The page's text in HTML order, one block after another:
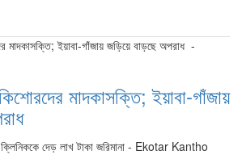
মাদকাসক্তি; ইয়াবা-গাঁজায়